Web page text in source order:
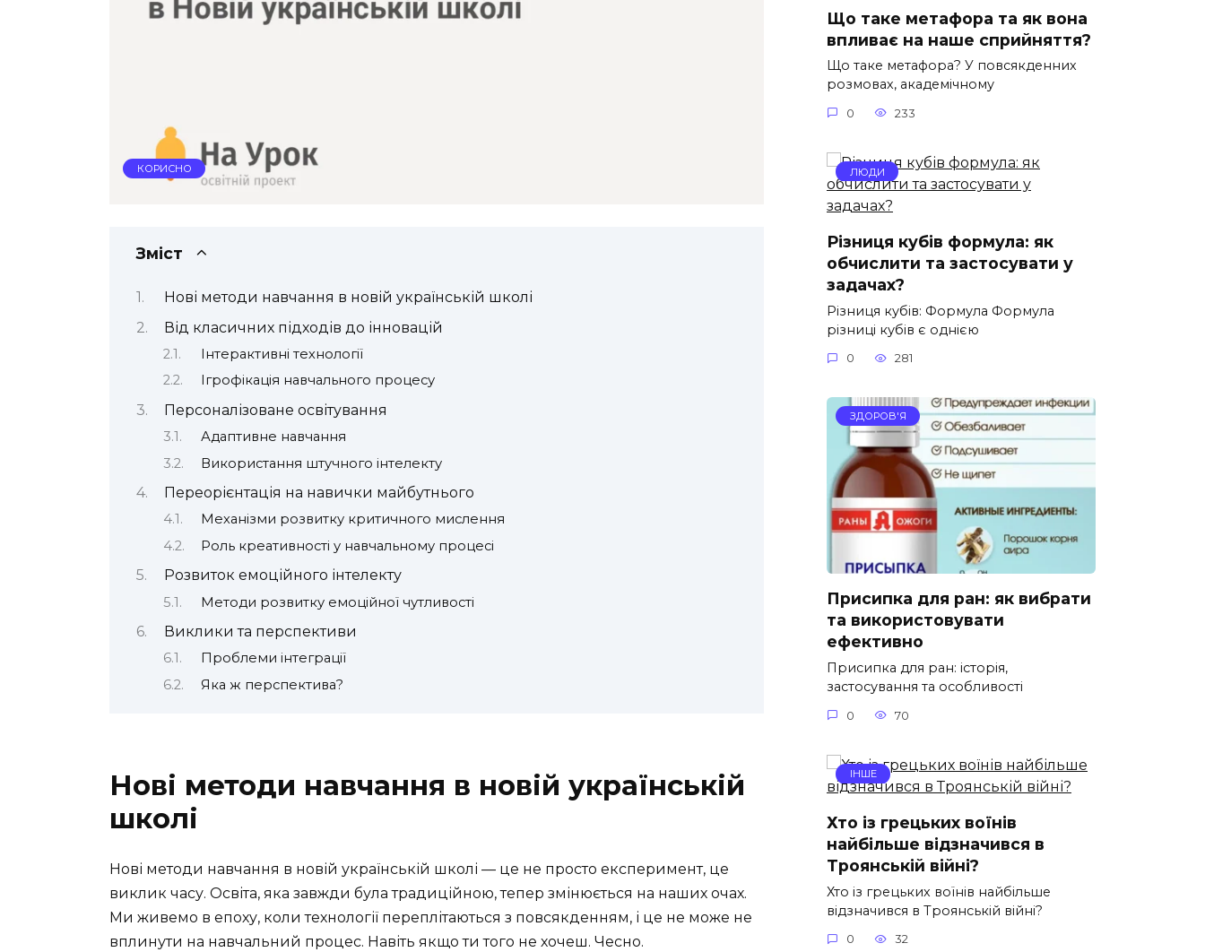
КОРИСНО
Зміст
Нові методи навчання в новій українській школі
Від класичних підходів до інновацій
Інтерактивні технології
Ігрофікація навчального процесу
Персоналізоване освітування
Адаптивне навчання
Використання штучного інтелекту
Переорієнтація на навички майбутнього
Механізми розвитку критичного мислення
Роль креативності у навчальному процесі
Розвиток емоційного інтелекту
Методи розвитку емоційної чутливості
Виклики та перспективи
Проблеми інтеграції
Яка ж перспектива?
Нові методи навчання в новій українській
школі
Нові методи навчання в новій українській школі — це не просто експеримент, це
виклик часу. Освіта, яка завжди була традиційною, тепер змінюється на наших очах.
Ми живемо в епоху, коли технології переплітаються з повсякденням, і це не може не
вплинути на навчальний процес. Навіть якщо ти того не хочеш. Чесно.
Що таке метафора та як вона
впливає на наше сприйняття?
Що таке метафора? У повсякденних
розмовах, академічному
0 233
ЛЮДИ
Різниця кубів формула: як
обчислити та застосувати у
задачах?
Різниця кубів: Формула Формула
різниці кубів є однією
0 281
ЗДОРОВ'Я
Присипка для ран: як вибрати
та використовувати
ефективно
Присипка для ран: історія,
застосування та особливості
0 70
ІНШЕ
Хто із грецьких воїнів
найбільше відзначився в
Троянській війні?
Хто із грецьких воїнів найбільше
відзначився в Троянській війні?
0 32